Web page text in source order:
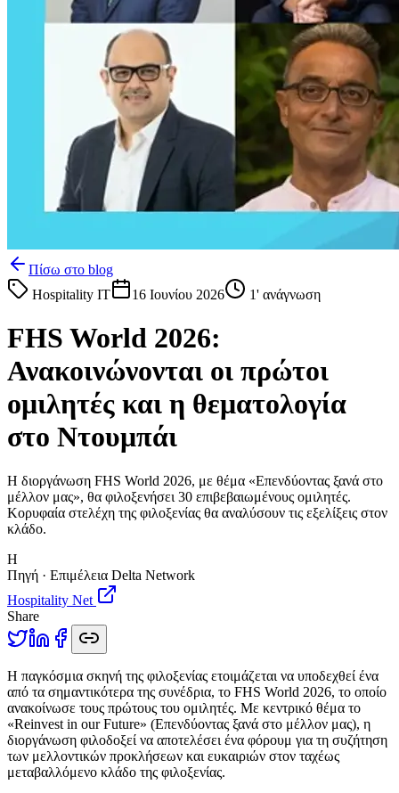
Πίσω στο blog
Hospitality IT
16 Ιουνίου 2026 1' ανάγνωση
FHS World 2026:
Ανακοινώνονται οι πρώτοι
ομιλητές και η θεματολογία
στο Ντουμπάι
Η διοργάνωση FHS World 2026, με θέμα «Επενδύοντας ξανά στο
μέλλον μας», θα φιλοξενήσει 30 επιβεβαιωμένους ομιλητές.
Κορυφαία στελέχη της φιλοξενίας θα αναλύσουν τις εξελίξεις στον
κλάδο.
H
Πηγή · Επιμέλεια Delta Network
Hospitality Net
Share
Η παγκόσμια σκηνή της φιλοξενίας ετοιμάζεται να υποδεχθεί ένα
από τα σημαντικότερα της συνέδρια, το FHS World 2026, το οποίο
ανακοίνωσε τους πρώτους του ομιλητές. Με κεντρικό θέμα το
«Reinvest in our Future» (Επενδύοντας ξανά στο μέλλον μας), η
διοργάνωση φιλοδοξεί να αποτελέσει ένα φόρουμ για τη συζήτηση
των μελλοντικών προκλήσεων και ευκαιριών στον ταχέως
μεταβαλλόμενο κλάδο της φιλοξενίας.